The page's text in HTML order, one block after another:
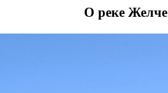
О реке Желче